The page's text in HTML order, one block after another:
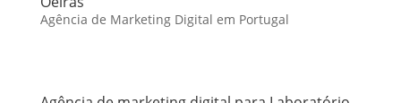
Agência de Marketing Digital em Portugal